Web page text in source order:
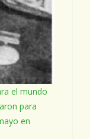
el mundo
para
en